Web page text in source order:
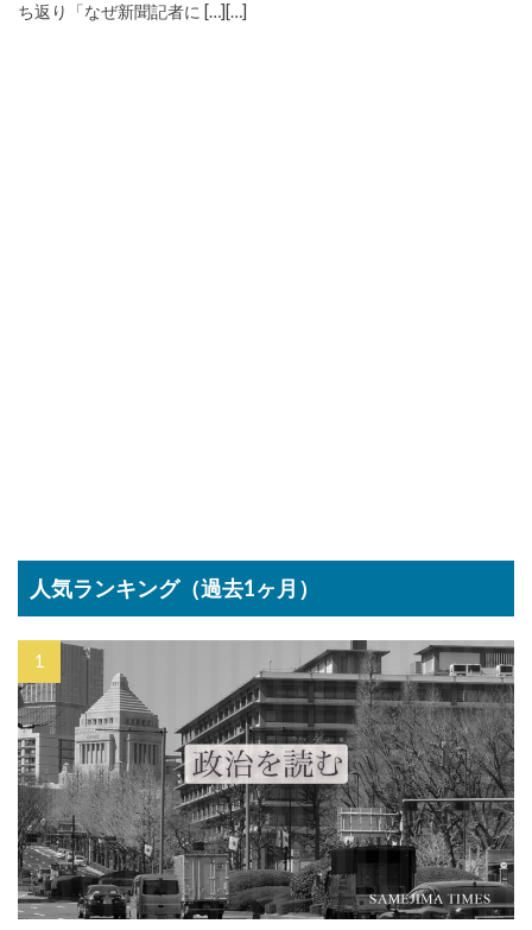
ち返り「なぜ新聞記者に […][…]
人気ランキング（過去1ヶ月）